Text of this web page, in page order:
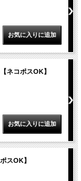
ネコポスOK】
スOK】